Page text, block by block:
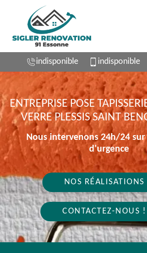
indisponible indisponible
ENTREPRISE POSE
VERRE PLESSIS SAINT
Nous intervenons 24h/24
d'urgence
NOS RÉALISATIONS
CONTACTEZ-NOUS !